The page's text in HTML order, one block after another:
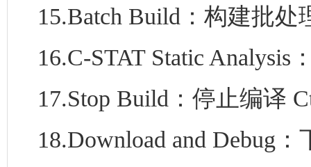
15.Batch Build：构建批处
16.C-STAT Static Analysis
17.Stop Build：停止编译
18.Download and Debug